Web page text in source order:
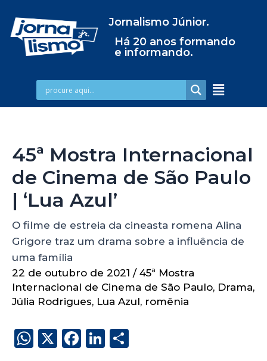
Jornalismo Júnior.
Há 20 anos formando
e informando.
45ª Mostra Internacional
de Cinema de São Paulo
| ‘Lua Azul’
O filme de estreia da cineasta romena Alina
Grigore traz um drama sobre a influência de
uma família
22 de outubro de 2021 / 45ª Mostra
Internacional de Cinema de São Paulo, Drama,
Júlia Rodrigues, Lua Azul, romênia
W X
F
Li